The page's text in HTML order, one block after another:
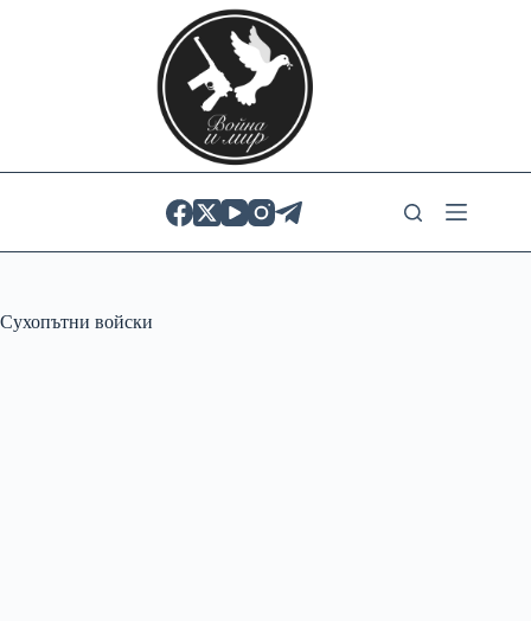
Сухопътни войски